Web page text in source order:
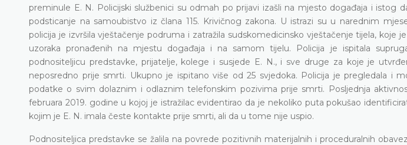
preminule E. N. Policijski službenici su odmah po prijavi izašli na mjesto događaja i istog
podsticanje na samoubistvo iz člana 115. Krivičnog zakona. U istrazi su u narednim
policija je izvršila vještačenje podruma i zatražila sudskomedicinsko vještačenje tijela, koje
uzoraka pronađenih na mjestu događaja i na samom tijelu. Policija je ispitala
podnositeljicu predstavke, prijatelje, kolege i susjede E. N., i sve druge za koje je
neposredno prije smrti. Ukupno je ispitano više od 25 svjedoka. Policija je pregledala i
podatke o svim dolaznim i odlaznim telefonskim pozivima prije smrti. Posljednja
februara 2019. godine u kojoj je istražilac evidentirao da je nekoliko puta pokušao
kojim je E. N. imala česte kontakte prije smrti, ali da u tome nije uspio.
Podnositeljica predstavke se žalila na povrede pozitivnih materijalnih i proceduralnih